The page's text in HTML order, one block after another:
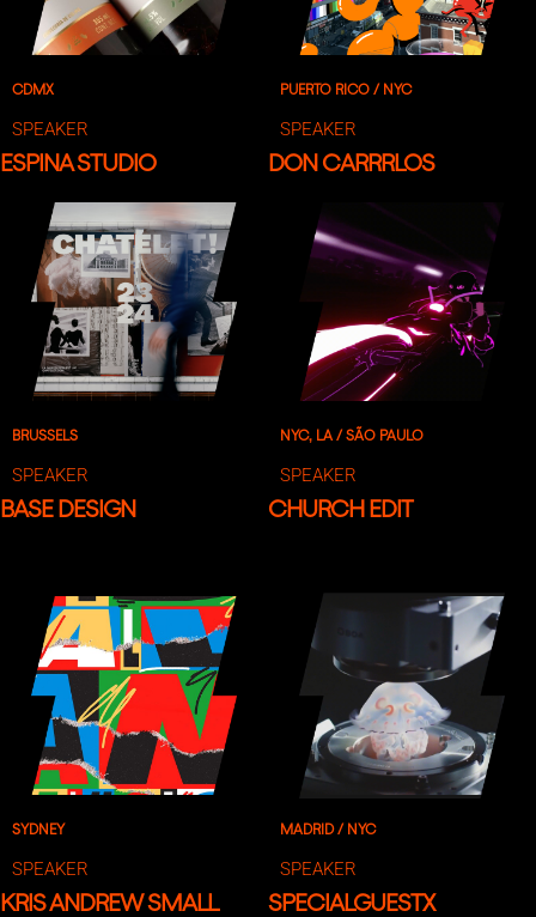
CDMX
SPEAKER
ESPINA STUDIO
PUERTO RICO / NYC
SPEAKER
DON CARRRLOS
BRUSSELS
SPEAKER
BASE DESIGN
NYC, LA / SÃO PAULO
SPEAKER
CHURCH EDIT
SYDNEY
SPEAKER
KRIS ANDREW SMALL
MADRID / NYC
SPEAKER
SPECIALGUESTX